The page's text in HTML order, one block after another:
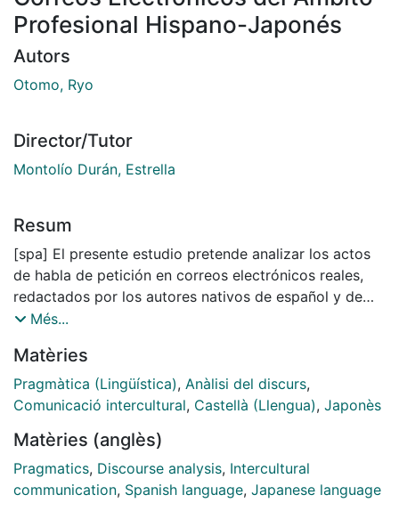
Profesional Hispano-Japonés
Autors
Otomo, Ryo
Director/Tutor
Montolío Durán, Estrella
Resum
[spa] El presente estudio pretende analizar los actos
de habla de petición en correos electrónicos reales,
redactados por los autores nativos de español y de
japonés del ámbito profesional, desde la perspectiva
aportar información útil y práctica a los alumnos
japoneses de Español como Lengua Extranjera (ELE),
que proyectan su futuro laboral en el mundo
El análisis que planteamos en este trabajo pone el
foco en las siguientes dos orientaciones. Por una
Més...
Matèries
Pragmàtica (Lingüística), Anàlisi del discurs,
Comunicació intercultural, Castellà (Llengua), Japonès
Matèries (anglès)
Pragmatics, Discourse analysis, Intercultural
communication, Spanish language, Japanese language